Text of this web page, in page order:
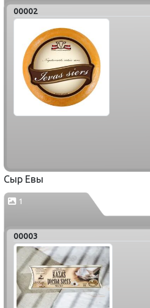
00002
Сыр Евы
1
00003